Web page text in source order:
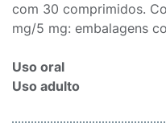
com 30 comprimidos.
mg/5 mg: embalagens
Uso oral
Uso adulto